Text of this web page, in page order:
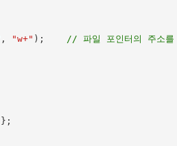
, "w+" ); // 파일 포인터의 주소를
};